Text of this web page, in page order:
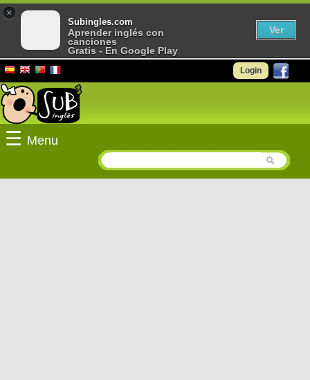
Login
☰ Menu
×
Subingles.com
Aprender inglés con
canciones
Gratis - En Google Play
Ver